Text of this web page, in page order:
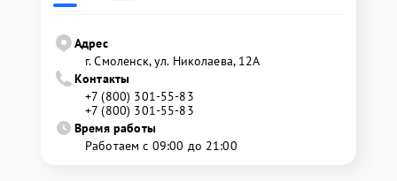
Адрес
г. Смоленск, ул. Николаева, 12А
Контакты
+7 (800) 301-55-83
+7 (800) 301-55-83
Время работы
Работаем с 09:00 до 21:00